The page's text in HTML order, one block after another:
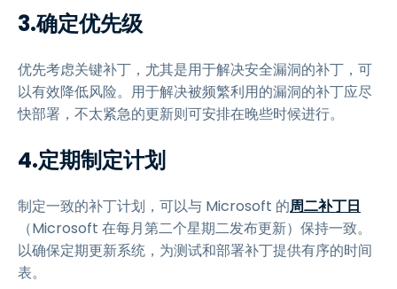
3.确定优先级
优先考虑关键补丁，尤其是用于解决安全漏洞的补丁，可
以有效降低风险。用于解决被频繁利用的漏洞的补丁应尽
快部署，不太紧急的更新则可安排在晚些时候进行。
4.定期制定计划
制定一致的补丁计划，可以与 Microsoft 的周二补丁日
（Microsoft 在每月第二个星期二发布更新）保持一致。
以确保定期更新系统，为测试和部署补丁提供有序的时间
表。